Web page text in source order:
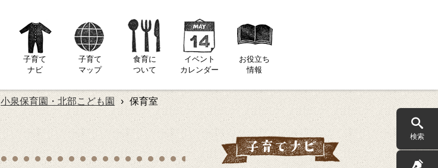
子育て
ナビ
子育て
マップ
食育に
ついて
イベント
カレンダー
お役立ち
情報
小泉保育園・北部こども園 › 保育室
検索